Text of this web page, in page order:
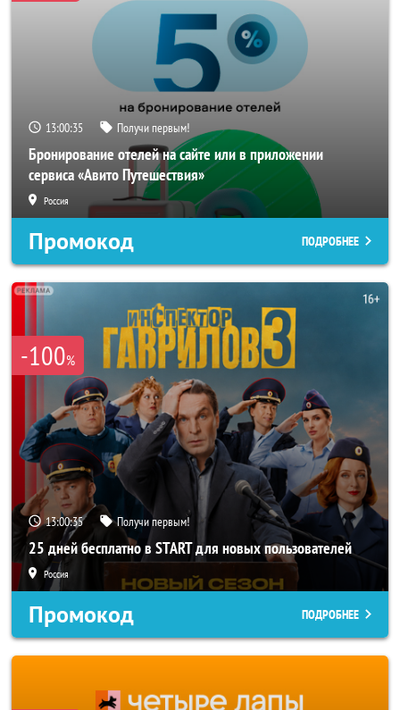
13:00:33 Получи первым!
Бронирование отелей на сайте или в приложении
сервиса «Авито Путешествия»
Россия
Промокод ПОДРОБНЕЕ
-100%
13:00:33 Получи первым!
25 дней бесплатно в START для новых пользователей
Россия
Промокод ПОДРОБНЕЕ